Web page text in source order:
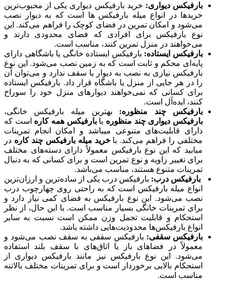
بارفیکس دیواری:خرید بارفیکس دیواری یکی از محبوب‌ترین
خریدها در انواع میله بارفیکس ها است که به دیوار نصب
می‌شود و امکان تمرین در فضای کوچک را فراهم می‌کند. این
نوع بارفیکس برای افرادی که فضای محدودی دارند و
می‌خواهند در منزل تمرین کنند، مناسب است.
بارفیکس ایستاده:بارفیکس ایستاده خانگی یا باشگاهی دارای
پایه‌ای محکم و ثابت است که به زمین نصب می‌شود. این نوع
بارفیکس نیازی به نصب به دیوار یا سقف ندارد و می‌توان آن
را در هر جایی از منزل یا باشگاه قرار داد. بارفیکس ایستاده
برای کسانی که نمی‌خواهند دیوارهای منزل خود را سوراخ
کنند، ایده‌آل است.
بارفیکس چند منظوره:بهترین میله بارفیکس خانگی،
بارفیکس دیواری چند منظورهیابارفیکس همه کارهاست که
دارای قابلیت‌های متنوعی میباشد و امکان انجام تمرینات
مختلفی را فراهم می‌کند. باخرید میله بارفیکس چند کارهدر
میابید که این نوع بارفیکس معمولاً دارای دسته‌های مختلف
برای تغییر زاویه و نوع تمرین است و برای کسانی که به دنبال
تمرینات متنوع هستند، مناسب می‌باشد.
بارفیکس درب: بارفیکس درب یکی از ساده‌ترین و ارزان‌ترین
انواع میله بارفیکس است که به راحتی روی چهارچوب درب
نصب می‌شود. این نوع بارفیکس به فضای کمی نیاز دارد و
برای تمرینات خانگی بسیار مناسب است. با این حال، از نظر
استحکام و قابلیت تحمل وزن ممکن است نسبت به سایر
انواع بارفیکس‌ها محدودیت‌هایی داشته باشد.
بارفیکس سقفی:بارفیکس سقفی به سقف نصب می‌شود و
معمولاً در فضاهای باز یا اتاق‌های با سقف بلند استفاده
می‌شود. این نوع بارفیکس نیز مانند بارفیکس دیواری از
استحکام بالایی برخوردار است و برای تمرینات مختلف بالاتنه
مناسب است.